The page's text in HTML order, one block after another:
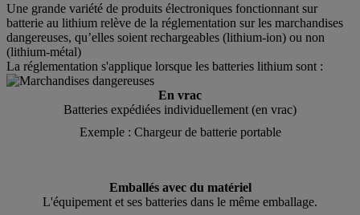
Une grande variété de produits électroniques fonctionnant sur
batterie au lithium relève de la réglementation sur les marchandises
dangereuses, qu’elles soient rechargeables (lithium-ion) ou non
(lithium-métal)
La réglementation s'applique lorsque les batteries lithium sont :
En vrac
Batteries expédiées individuellement (en vrac)
Exemple : Chargeur de batterie portable
Emballés avec du matériel
L'équipement et ses batteries dans le même emballage.